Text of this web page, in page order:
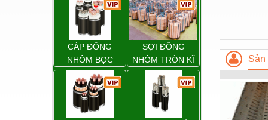
Hóa chất-Trang thiết bị
Kệ công nghiệp
Khí nén - Thiết bị
Khuôn mẫu - Phụ tùng
Lọc công nghiệp
Máy công cụ - Phụ tùng
CÁP ĐỒNG
NHÔM BỌC
SỢI ĐỒNG
NHÔM TRÒN KĨ
THUẬT ĐIỆN
Sản